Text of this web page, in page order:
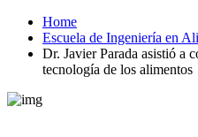
Home
Escuela de Ingeniería en
Dr. Javier Parada asistió a
tecnología de los alimentos